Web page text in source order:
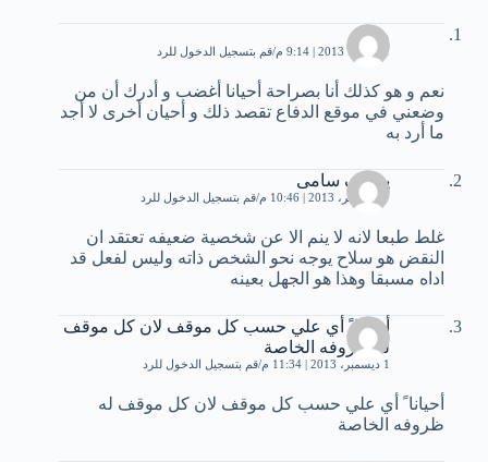
مريم
1 أكتوبر، 2013 | 9:14 م قم بتسجيل الدخول للرد
نعم و هو كذلك أنا بصراحة أحيانا أغضب و أدرك أن من
وضعني في موقع الدفاع تقصد ذلك و أحيان أخرى لا أجد
ما أرد به
يوسف سامى
27 نوفمبر، 2013 | 10:46 م قم بتسجيل الدخول للرد
غلط طبعا لانه لا ينم الا عن شخصية ضعيفه تعتقد ان
النقض هو سلاح يوجه نحو الشخص ذاته وليس لفعل قد
اداه مسبقا وهذا هو الجهل بعينه
أحيانا ً أي علي حسب كل موقف لان كل موقف
له ظروفه الخاصة
1 ديسمبر، 2013 | 11:34 م قم بتسجيل الدخول للرد
أحيانا ً أي علي حسب كل موقف لان كل موقف له
ظروفه الخاصة